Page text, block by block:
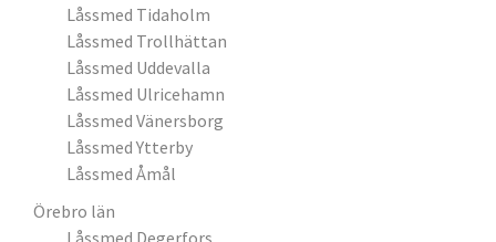
Låssmed Tidaholm
Låssmed Trollhättan
Låssmed Uddevalla
Låssmed Ulricehamn
Låssmed Vänersborg
Låssmed Ytterby
Låssmed Åmål
Örebro län
Låssmed Degerfors